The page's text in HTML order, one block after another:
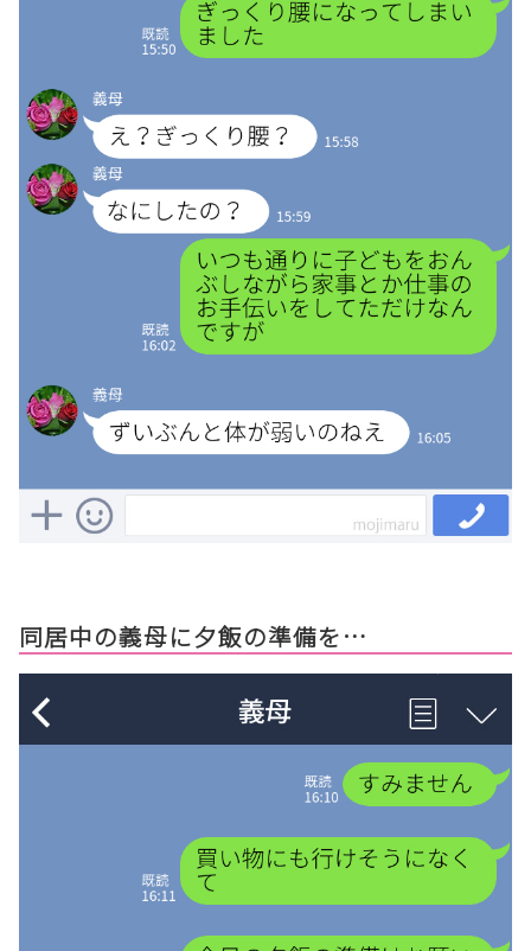
同居中の義母に夕飯の準備を…